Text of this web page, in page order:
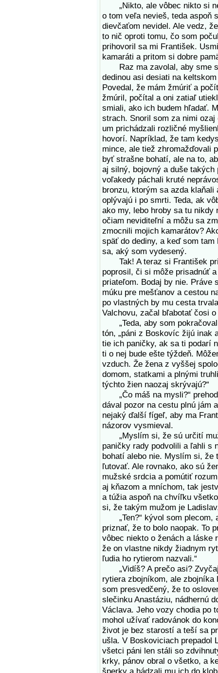
„Nikto, ale vôbec nikto si
o tom veľa nevieš, teda aspoň
dievčaťom nevidel. Ale vedz,
to nič oproti tomu, čo som
prihovoril sa mi František.
kamaráti a pritom si dobre
Raz ma zavolal, aby sme
dedinou asi desiati na
Povedal, že mám žmúriť a
žmúril, počítal a oni zatiaľ
smiali, ako ich budem hľadať.
strach. Snoril som za nimi ozaj
um prichádzali rozličné
hovorí. Napríklad, že tam
mince, ale tiež zhromažďovali
byť strašne bohatí, ale na to,
aj silný, bojovný a duše takých
voľakedy páchali kruté
bronzu, ktorým sa azda
oplývajú i po smrti. Teda, ak
ako my, lebo hroby sa tu
očiam neviditeľní a môžu sa
zmocnili mojich kamarátov?
späť do dediny, a keď som
sa, aký som vydesený.
Tak! A teraz si František
poprosil, či si môže prisadnúť
priateľom. Bodaj by nie. Práve
múku pre mešťanov a cestou
po vlastných by mu cesta
Valchovu, začal bľabotať čosi
„Teda, aby som
tón, „páni z Boskovíc žijú inak
tie ich paničky, ak sa ti podarí
ti o nej bude ešte týždeň.
vzduch. Že žena z vyššej
domom, statkami a plnými
týchto žien naozaj skrývajú?“
„Čo máš na mysli?“
dával pozor na cestu plnú jám
nejaký ďalší fígeľ, aby ma
názorov vysmieval.
„Myslím si, že sú určití
paničky rady podvolili a ľahli s
bohatí alebo nie. Myslím si, že
ľutovať. Ale rovnako, ako sú
mužské srdcia a pomútiť
aj kňazom a mníchom, tak
a túžia aspoň na chvíľku
si, že takým mužom je
„Ten?“ kývol som plecom,
priznať, že to bolo naopak. To
vôbec niekto o ženách a láske
že on vlastne nikdy žiadnym
ľudia ho rytierom nazvali.“
„Vidíš? A prečo asi?
rytiera zbojníkom, ale zbojníka
som presvedčený, že to
slečinku Anastáziu, nádhernú
Václava. Jeho vozy chodia po
mohol užívať radovánok do
život je bez starostí a teší sa
ušla. V Boskoviciach prepadol
všetci páni len stáli so
krky, pánov obral o všetko, a
šperky a hádzali mu ich do